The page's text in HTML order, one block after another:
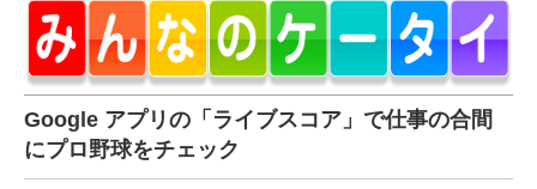
Google アプリの「ライブスコア」で仕事の合間
にプロ野球をチェック